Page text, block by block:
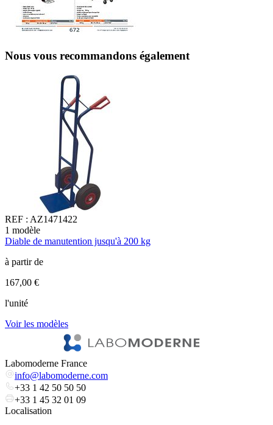
Nous vous recommandons également
REF : AZ1471422
1 modèle
Diable de manutention jusqu'à 200 kg
à partir de
167,00 €
l'unité
Voir les modèles
Labomoderne France
info@labomoderne.com
+33 1 42 50 50 50
+33 1 45 32 01 09
Localisation